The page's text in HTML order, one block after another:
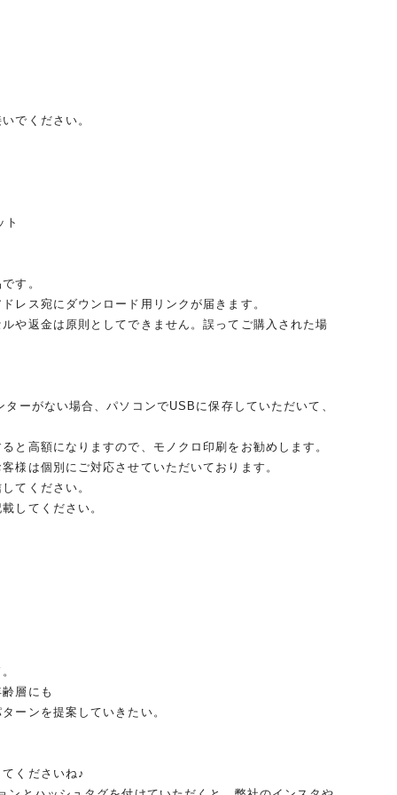
でください。
ト
す。
レス宛にダウンロード用リンクが届きます。
や返金は原則としてできません。誤ってご購入された場
ーがない場合、パソコンでUSBに保存していただいて、
と高額になりますので、モノクロ印刷をお勧めします。
様は個別にご対応させていただいております。
てください。
してください。
層にも
ーンを提案していきたい。
くださいね♪